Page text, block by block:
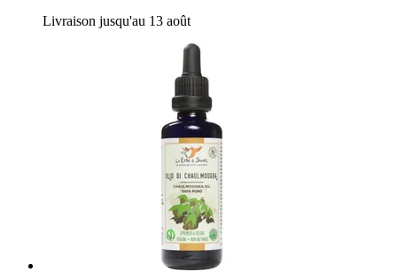
Livraison jusqu'au 13 août